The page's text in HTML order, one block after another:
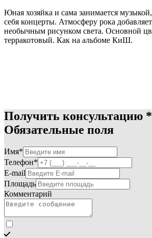
Юная хозяйка и сама занимается
себя концерты. Атмосферу рока
необычным рисунком света. Основной
терракотовый. Как на альбоме КиШ.
Получить консультацию *
Обязательные поля
Имя*
Телефон*
E-mail
Площадь
Комментарий